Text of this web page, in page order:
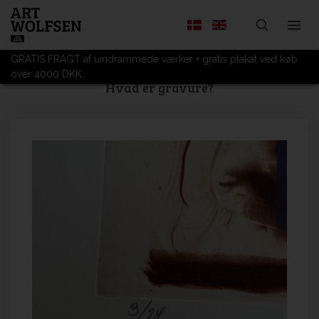
GRATIS FRAGT af uindrammede værker + gratis plakat ved køb
over 4000 DKK.
Hvad er gravure?